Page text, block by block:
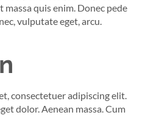
massa quis enim. Donec pede
vulputate eget, arcu.
consectetuer adipiscing elit.
dolor. Aenean massa. Cum